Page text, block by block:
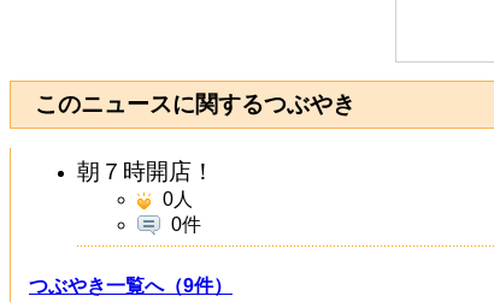
このニュースに関するつぶやき
朝７時開店！
0人
0件
つぶやき一覧へ（9件）